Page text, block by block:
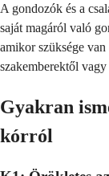
A gondozók és a
saját magáról való
amikor szüksége van
szakemberektől
Gyakran
kórról